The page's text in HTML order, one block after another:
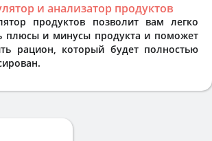
и анализатор продуктов
продуктов позволит вам легко
плюсы и минусы продукта и поможет
рацион, который будет полностью